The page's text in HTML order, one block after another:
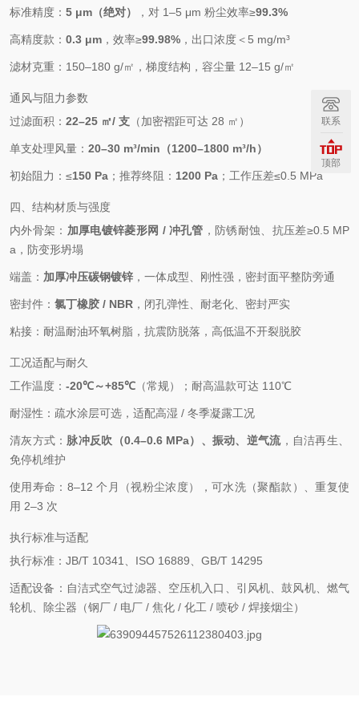
标准精度： 5 μm（绝对） ，对 1–5 μm 粉尘效率≥99.3%
高精度款： 0.3 μm ，效率≥99.98% ，出口浓度＜5 mg/m³
滤材克重：150–180 g/㎡，梯度结构，容尘量 12–15 g/㎡
通风与阻力参数
过滤面积： 22–25 ㎡/ 支 （加密褶距可达 28 ㎡）
单支处理风量： 20–30 m³/min（1200–1800 m³/h）
初始阻力：≤150 Pa ；推荐终阻： 1200 Pa ；工作压差≤0.5 MPa
四、结构材质与强度
内外骨架： 加厚电镀锌菱形网 / 冲孔管 ，防锈耐蚀、抗压差≥0.5 MP
a，防变形坍塌
端盖： 加厚冲压碳钢镀锌 ，一体成型、刚性强，密封面平整防旁通
密封件： 氯丁橡胶 / NBR ，闭孔弹性、耐老化、密封严实
粘接：耐温耐油环氧树脂，抗震防脱落，高低温不开裂脱胶
工况适配与耐久
工作温度： -20℃～+85℃ （常规）；耐高温款可达 110℃
耐湿性：疏水涂层可选，适配高湿 / 冬季凝露工况
清灰方式： 脉冲反吹（0.4–0.6 MPa）、振动、逆气流，自洁再生、
免停机维护
使用寿命：8–12 个月（视粉尘浓度），可水洗（聚酯款）、重复使
用 2–3 次
执行标准与适配
执行标准：JB/T 10341、ISO 16889、GB/T 14295
适配设备：自洁式空气过滤器、空压机入口、引风机、鼓风机、燃气
轮机、除尘器（钢厂 / 电厂 / 焦化 / 化工 / 喷砂 / 焊接烟尘）
联系
顶部